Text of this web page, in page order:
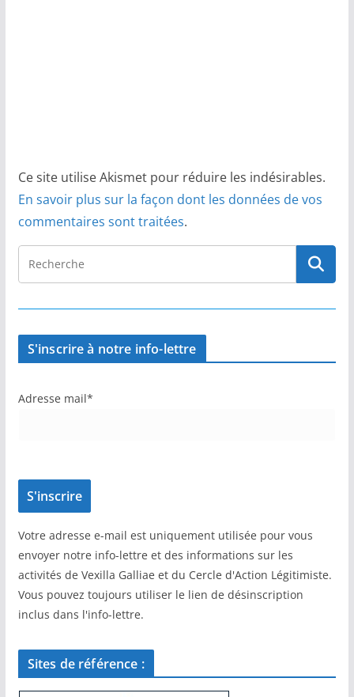
Ce site utilise Akismet pour réduire les indésirables.
En savoir plus sur la façon dont les données de vos
commentaires sont traitées.
S'inscrire à notre info-lettre
Adresse mail*
Votre adresse e-mail est uniquement utilisée pour vous
envoyer notre info-lettre et des informations sur les
activités de Vexilla Galliae et du Cercle d'Action Légitimiste.
Vous pouvez toujours utiliser le lien de désinscription
inclus dans l'info-lettre.
Sites de référence :